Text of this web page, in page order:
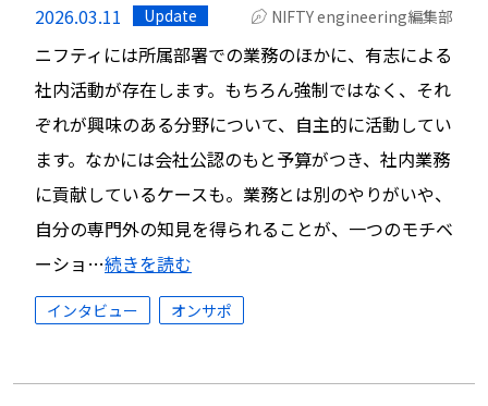
2026.03.11 Update NIFTY engineering編集部
ニフティには所属部署での業務のほかに、有志による
社内活動が存在します。もちろん強制ではなく、それ
ぞれが興味のある分野について、自主的に活動してい
ます。なかには会社公認のもと予算がつき、社内業務
に貢献しているケースも。業務とは別のやりがいや、
自分の専門外の知見を得られることが、一つのモチベ
ーショ…続きを読む
インタビュー オンサポ